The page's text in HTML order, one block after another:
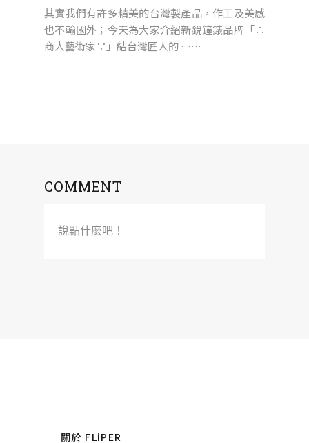
其實我們有許多精美的台灣製產品，作工及美感
也不輸國外；今天為大家介紹新銳鐘錶品牌「∴
商人藝術家∵」結台灣匠人的 ……
COMMENT
說點什麼吧！
關於 FLiPER